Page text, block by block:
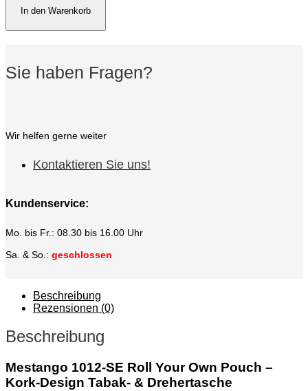
In den Warenkorb
Sie haben Fragen?
Wir helfen gerne weiter
Kontaktieren Sie uns!
Kundenservice:
Mo. bis Fr.: 08.30 bis 16.00 Uhr
Sa. & So.: geschlossen
Beschreibung
Rezensionen (0)
Beschreibung
Mestango 1012‑SE Roll Your Own Pouch –
Kork‑Design Tabak‑ & Drehertasche